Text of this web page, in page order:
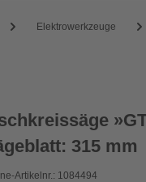
Elektrowerkzeuge
315 mm
Artikelnr.: 1084494